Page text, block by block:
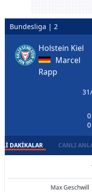
Bundesliga | 2
Holstein Kiel
Marcel
Rapp
DAKIKALAR CANLI
Max Geschwill